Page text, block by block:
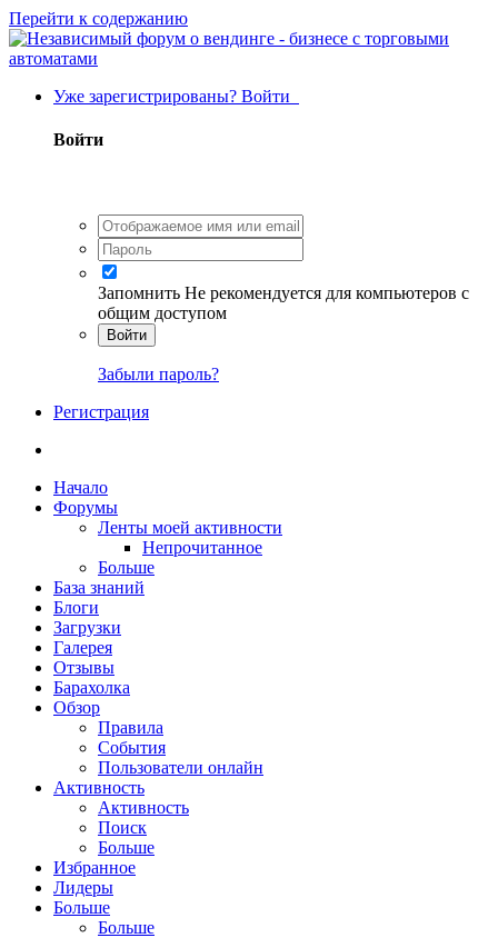
Перейти к содержанию
Уже зарегистрированы? Войти
Войти
Запомнить Не рекомендуется для компьютеров с
общим доступом
Войти
Забыли пароль?
Регистрация
Начало
Форумы
Ленты моей активности
Непрочитанное
Больше
База знаний
Блоги
Загрузки
Галерея
Отзывы
Барахолка
Обзор
Правила
События
Пользователи онлайн
Активность
Активность
Поиск
Больше
Избранное
Лидеры
Больше
Больше